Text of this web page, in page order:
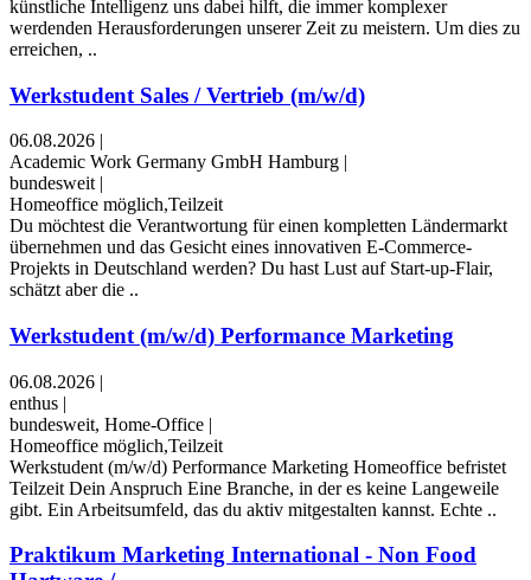
künstliche Intelligenz uns dabei hilft, die immer komplexer
werdenden Herausforderungen unserer Zeit zu meistern. Um dies zu
erreichen, ..
Werkstudent Sales / Vertrieb (m/w/d)
06.08.2026 |
Academic Work Germany GmbH Hamburg |
bundesweit |
Homeoffice möglich,Teilzeit
Du möchtest die Verantwortung für einen kompletten Ländermarkt
übernehmen und das Gesicht eines innovativen E-Commerce-
Projekts in Deutschland werden? Du hast Lust auf Start-up-Flair,
schätzt aber die ..
Werkstudent (m/w/d) Performance Marketing
06.08.2026 |
enthus |
bundesweit, Home-Office |
Homeoffice möglich,Teilzeit
Werkstudent (m/w/d) Performance Marketing ​Homeoffice ​befristet ​
Teilzeit Dein Anspruch Eine Branche, in der es keine Langeweile
gibt. Ein Arbeitsumfeld, das du aktiv mitgestalten kannst. Echte ..
Praktikum Marketing International - Non Food